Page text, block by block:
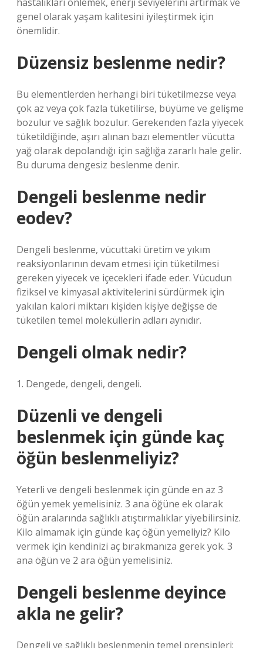
genel olarak yaşam kalitesini iyileştirmek için
önemlidir.
Düzensiz beslenme nedir?
Bu elementlerden herhangi biri tüketilmezse veya
çok az veya çok fazla tüketilirse, büyüme ve gelişme
bozulur ve sağlık bozulur. Gerekenden fazla yiyecek
tüketildiğinde, aşırı alınan bazı elementler vücutta
yağ olarak depolandığı için sağlığa zararlı hale gelir.
Bu duruma dengesiz beslenme denir.
Dengeli beslenme nedir
eodev?
Dengeli beslenme, vücuttaki üretim ve yıkım
reaksiyonlarının devam etmesi için tüketilmesi
gereken yiyecek ve içecekleri ifade eder. Vücudun
fiziksel ve kimyasal aktivitelerini sürdürmek için
yakılan kalori miktarı kişiden kişiye değişse de
tüketilen temel moleküllerin adları aynıdır.
Dengeli olmak nedir?
1. Dengede, dengeli, dengeli.
Düzenli ve dengeli
beslenmek için günde kaç
öğün beslenmeliyiz?
Yeterli ve dengeli beslenmek için günde en az 3
öğün yemek yemelisiniz. 3 ana öğüne ek olarak
öğün aralarında sağlıklı atıştırmalıklar yiyebilirsiniz.
Kilo almamak için günde kaç öğün yemeliyiz? Kilo
vermek için kendinizi aç bırakmanıza gerek yok. 3
ana öğün ve 2 ara öğün yemelisiniz.
Dengeli beslenme deyince
akla ne gelir?
Dengeli ve sağlıklı beslenmenin temel prensipleri: